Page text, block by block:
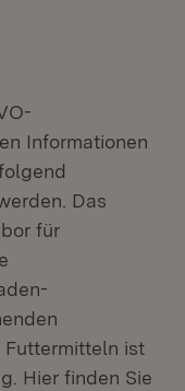
Informationen
Das
für
Futtermitteln ist
Hier finden Sie